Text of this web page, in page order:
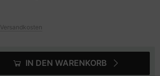
Versandkosten
IN DEN WARENKORB